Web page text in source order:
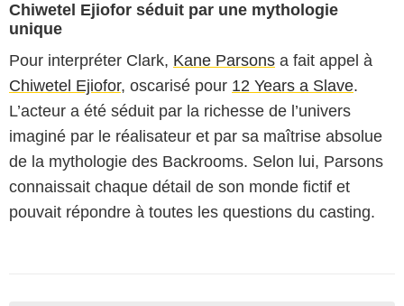
Chiwetel Ejiofor séduit par une mythologie
unique
Pour interpréter Clark, Kane Parsons a fait appel à
Chiwetel Ejiofor, oscarisé pour 12 Years a Slave.
L’acteur a été séduit par la richesse de l’univers
imaginé par le réalisateur et par sa maîtrise absolue
de la mythologie des Backrooms. Selon lui, Parsons
connaissait chaque détail de son monde fictif et
pouvait répondre à toutes les questions du casting.